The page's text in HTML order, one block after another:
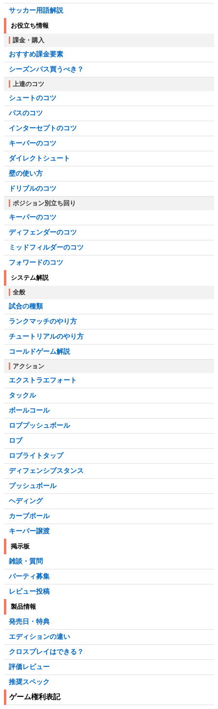
サッカー用語解説
お役立ち情報
課金・購入
おすすめ課金要素
シーズンパス買うべき？
上達のコツ
シュートのコツ
パスのコツ
インターセプトのコツ
キーパーのコツ
ダイレクトシュート
壁の使い方
ドリブルのコツ
ポジション別立ち回り
キーパーのコツ
ディフェンダーのコツ
ミッドフィルダーのコツ
フォワードのコツ
システム解説
全般
試合の種類
ランクマッチのやり方
チュートリアルのやり方
コールドゲーム解説
アクション
エクストラエフォート
タックル
ボールコール
ロブプッシュボール
ロブ
ロブライトタップ
ディフェンシブスタンス
プッシュボール
ヘディング
カーブボール
キーパー譲渡
掲示板
雑談・質問
パーティ募集
レビュー投稿
製品情報
発売日・特典
エディションの違い
クロスプレイはできる？
評価レビュー
推奨スペック
ゲーム権利表記